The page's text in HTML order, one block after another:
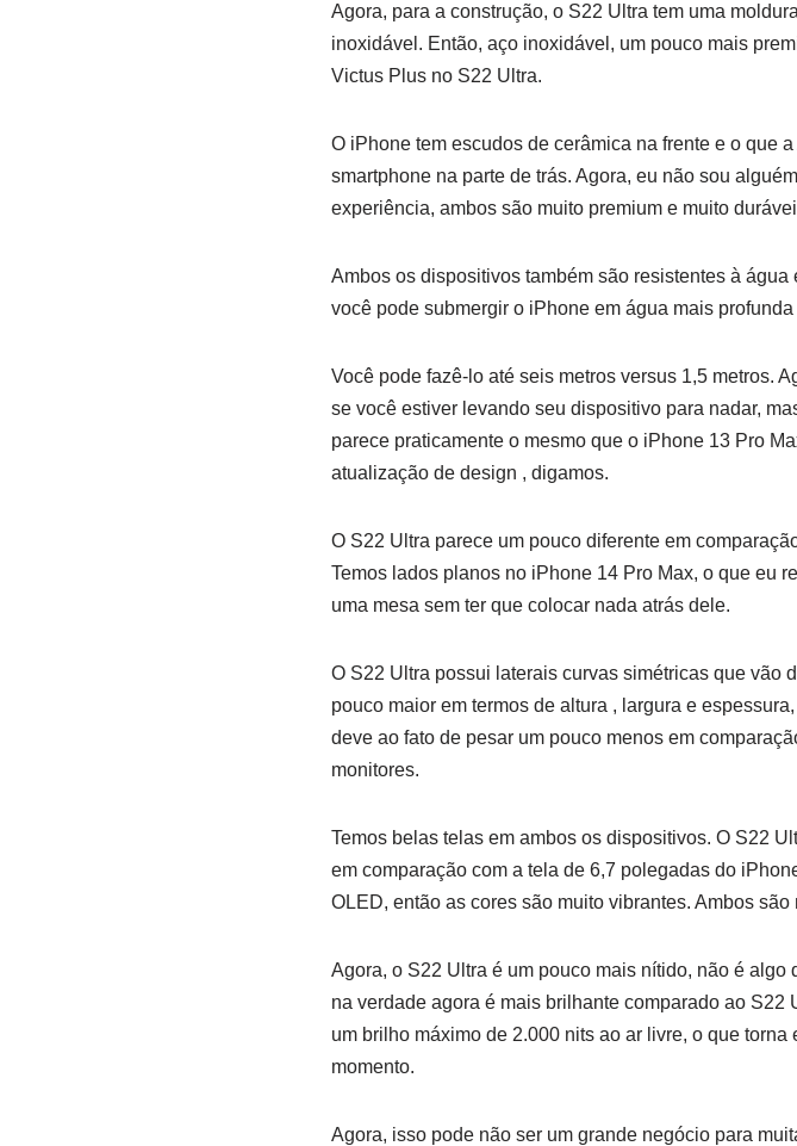
Agora, para a construção, o S22 Ultra tem uma
inoxidável. Então, aço inoxidável, um pouco mais
Victus Plus no S22 Ultra.
O iPhone tem escudos de cerâmica na frente e o que
smartphone na parte de trás. Agora, eu não sou
experiência, ambos são muito premium e muito
Ambos os dispositivos também são resistentes à
você pode submergir o iPhone em água mais
Você pode fazê-lo até seis metros versus 1,5 metros.
se você estiver levando seu dispositivo para nadar,
parece praticamente o mesmo que o iPhone 13 Pro
atualização de design , digamos.
O S22 Ultra parece um pouco diferente em
Temos lados planos no iPhone 14 Pro Max, o que eu
uma mesa sem ter que colocar nada atrás dele.
O S22 Ultra possui laterais curvas simétricas que vão
pouco maior em termos de altura , largura e
deve ao fato de pesar um pouco menos em
monitores.
Temos belas telas em ambos os dispositivos. O S22
em comparação com a tela de 6,7 polegadas do
OLED, então as cores são muito vibrantes. Ambos
Agora, o S22 Ultra é um pouco mais nítido, não é
na verdade agora é mais brilhante comparado ao
um brilho máximo de 2.000 nits ao ar livre, o que
momento.
Agora, isso pode não ser um grande negócio para